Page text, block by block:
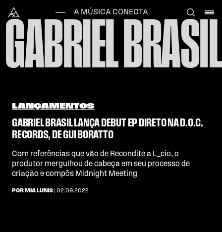
Alataj
A MÚSICA CONECTA
GABRIEL BRASIL
LANÇAMENTOS
GABRIEL BRASIL LANÇA DEBUT EP DIRETO NA D.O.C.
RECORDS, DE GUI BORATTO
Com referências que vão de Recondite a L_cio, o
produtor mergulhou de cabeça em seu processo de
criação e compôs Midnight Meeting
POR MIA LUNIS | 02.09.2022